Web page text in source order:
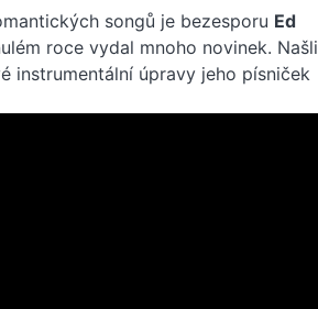
songů je bezesporu Ed
roce vydal mnoho novinek. Našli
instrumentální úpravy jeho písniček